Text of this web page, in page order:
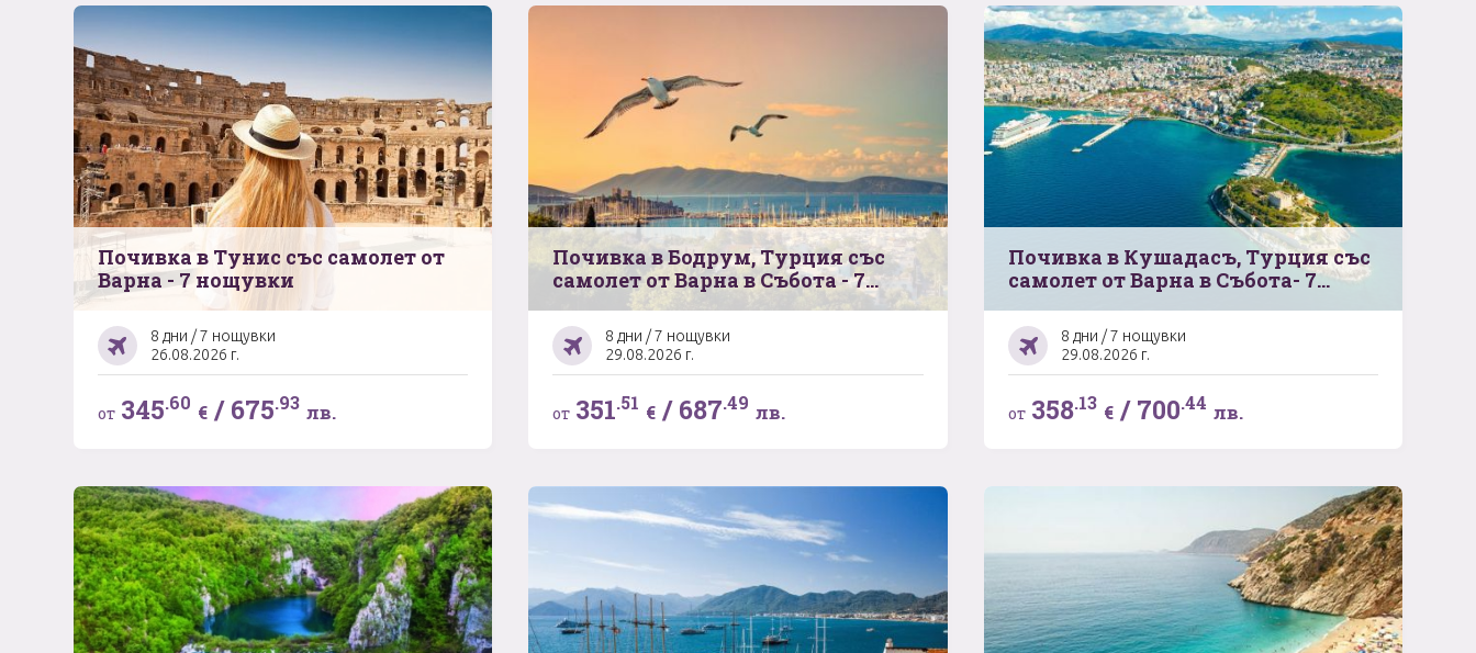
Почивка в Тунис със самолет от
Варна - 7 нощувки
8 дни / 7 нощувки
26.08.2026 г.
от 345.60 €/ 675.93 лв.
Почивка в Бодрум, Турция със
самолет от Варна в Събота - 7
нощувки
8 дни / 7 нощувки
29.08.2026 г.
от 351.51 € / 687.49 лв.
Почивка в Кушадасъ, Турция със
самолет от Варна в Събота- 7
8 дни / 7 нощувки
29.08.2026 г.
от 358.13 € / 700.44 лв.